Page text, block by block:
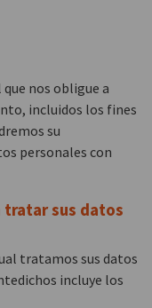
nos obligue a
incluidos los fines
su
personales con
tratar sus datos
tratamos sus datos
incluye los